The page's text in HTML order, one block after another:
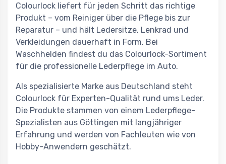
Colourlock liefert für jeden Schritt das richtige
Produkt – vom Reiniger über die Pflege bis zur
Reparatur – und hält Ledersitze, Lenkrad und
Verkleidungen dauerhaft in Form. Bei
Waschhelden findest du das Colourlock-Sortiment
für die professionelle Lederpflege im Auto.
Als spezialisierte Marke aus Deutschland steht
Colourlock für Experten-Qualität rund ums Leder.
Die Produkte stammen von einem Lederpflege-
Spezialisten aus Göttingen mit langjähriger
Erfahrung und werden von Fachleuten wie von
Hobby-Anwendern geschätzt.